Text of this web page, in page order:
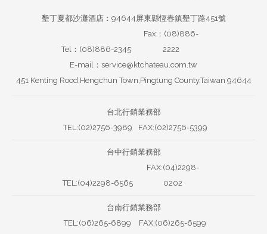
墾丁夏都沙灘酒店：94644屏東縣恆春鎮墾丁路451號
Tel：(08)886-2345
Fax：(08)886-
2222
E-mail：service@ktchateau.com.tw
451 Kenting Rood,Hengchun Town,Pingtung County,Taiwan 94644
台北行銷業務部
TEL:(02)2756-3989
FAX:(02)2756-5399
台中行銷業務部
TEL:(04)2298-6565
FAX:(04)2298-
0202
台南行銷業務部
TEL:(06)265-6899
FAX:(06)265-6599